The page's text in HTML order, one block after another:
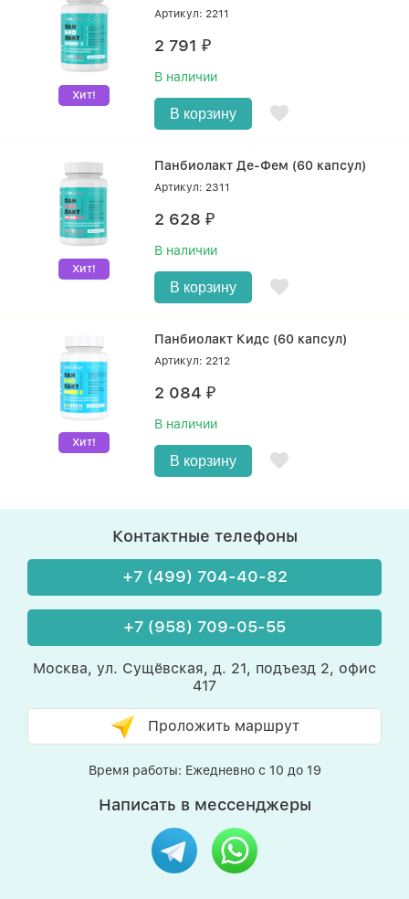
Хит!
Артикул: 2211
2 791₽
В наличии
В корзину
Хит!
Панбиолакт Де-Фем (60 капсул)
Артикул: 2311
2 628₽
В наличии
В корзину
Хит!
Панбиолакт Кидс (60 капсул)
Артикул: 2212
2 084₽
В наличии
В корзину
Контактные телефоны
+7 (499) 704-40-82
+7 (958) 709-05-55
Москва, ул. Сущёвская, д. 21, подъезд 2, офис
417
Проложить маршрут
Время работы: Ежедневно с 10 до 19
Написать в мессенджеры